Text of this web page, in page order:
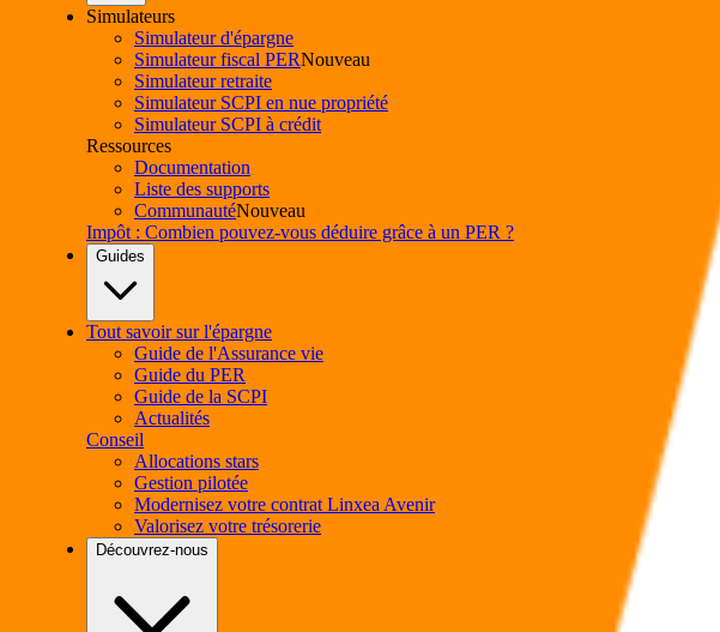
Simulateurs
Simulateur d'épargne
Simulateur fiscal PERNouveau
Simulateur retraite
Simulateur SCPI en nue propriété
Simulateur SCPI à crédit
Ressources
Documentation
Liste des supports
CommunautéNouveau
Impôt : Combien pouvez-vous déduire grâce à un PER ?
Guides
Tout savoir sur l'épargne
Guide de l'Assurance vie
Guide du PER
Guide de la SCPI
Actualités
Conseil
Allocations stars
Gestion pilotée
Modernisez votre contrat Linxea Avenir
Valorisez votre trésorerie
Découvrez-nous